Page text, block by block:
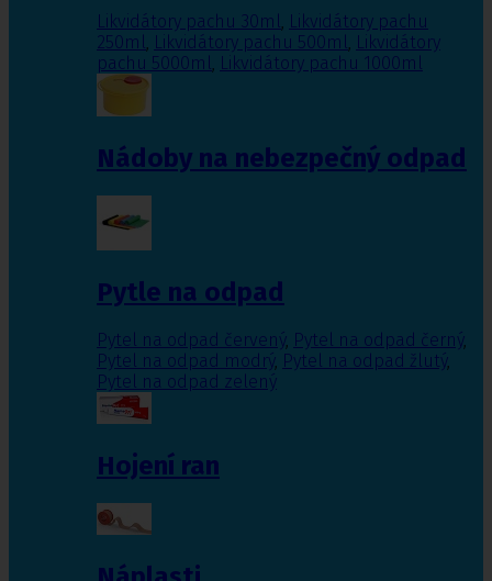
Likvidátory pachu 30ml, Likvidátory pachu
250ml, Likvidátory pachu 500ml, Likvidátory
pachu 5000ml, Likvidátory pachu 1000ml
Nádoby na nebezpečný odpad
Pytle na odpad
Pytel na odpad červený, Pytel na odpad černý,
Pytel na odpad modrý, Pytel na odpad žlutý,
Pytel na odpad zelený
Hojení ran